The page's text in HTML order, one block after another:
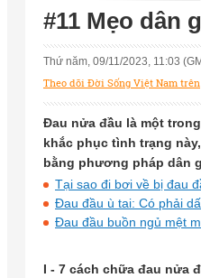
#11 Mẹo dân
Thứ năm, 09/11/2023, 11:03
Theo dõi Đời Sống Việt Nam trên
Đau nửa đầu là một
khắc phục tình trạng
bằng phương pháp dân
Tại sao đi bơi về bị đau
Đau đầu ù tai: Có phải
Đau đầu buồn ngủ mệt
I - 7 cách chữa đau nửa